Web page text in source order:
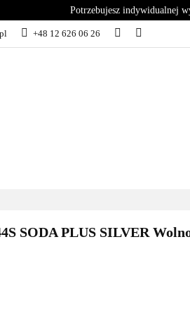
Potrzebujesz indywidualnej
+48 12 626 06 26
KATEGORIE
SODA PLUS SILVER